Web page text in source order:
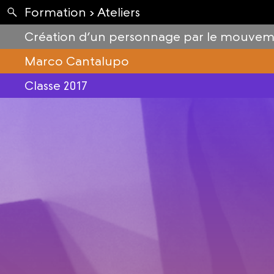
Formation › Ateliers
Création d’un personnage par le
Marco Cantalupo
Classe 2017